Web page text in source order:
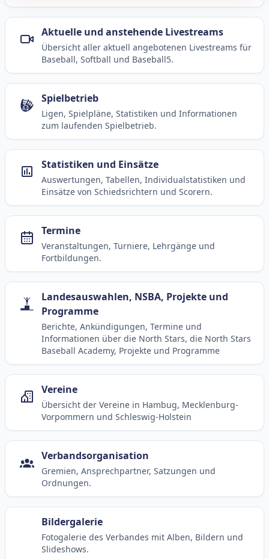
Aktuelle und anstehende Livestreams
Übersicht aller aktuell angebotenen Livestreams für
Baseball, Softball und Baseball5.
Spielbetrieb
Ligen, Spielpläne, Statistiken und Informationen
zum laufenden Spielbetrieb.
Statistiken und Einsätze
Auswertungen, Tabellen, Individualstatistiken und
Einsätze von Schiedsrichtern und Scorern.
Termine
Veranstaltungen, Turniere, Lehrgänge und
Fortbildungen.
Landesauswahlen, NSBA, Projekte und
Programme
Berichte, Ankündigungen, Termine und
Informationen über die North Stars, die North Stars
Baseball Academy, Projekte und Programme
Vereine
Übersicht der Vereine in Hambug, Mecklenburg-
Vorpommern und Schleswig-Holstein
Verbandsorganisation
Gremien, Ansprechpartner, Satzungen und
Ordnungen.
Bildergalerie
Fotogalerie des Verbandes mit Alben, Bildern und
Slideshows.
schicken.